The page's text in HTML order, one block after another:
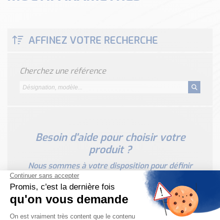
SICK
IDEM SAFETY
Voir toutes les marques …
Formulaire sonde température
Convertisseur de pression
Formulaire Débitmètre
Calculateur maintien en température
Calculateur Chauffage/Liquide/Gaz
AFFINEZ VOTRE RECHERCHE
Cherchez une référence
Besoin d'aide pour choisir votre
produit ?
Nous sommes à votre disposition pour définir